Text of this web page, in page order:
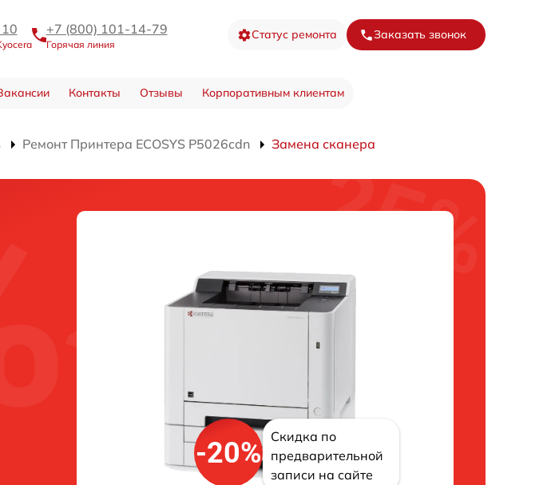
+7 (800) 101-14-79
Горячая линия
Статус ремонта Заказать звонок
Контакты Отзывы Корпоративным клиентам
Ремонт Принтера ECOSYS P5026cdn Замена сканера
-20%
Скидка по
предварительной
записи на сайте